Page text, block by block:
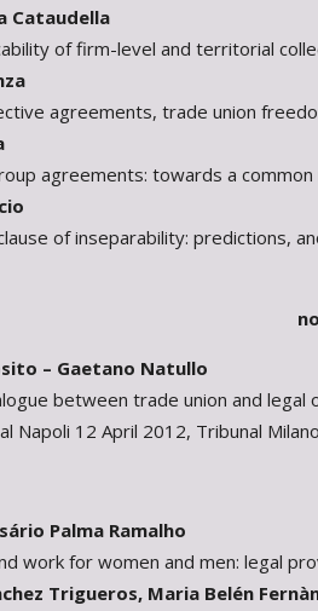
Cataudella
of firm-level and territorial
agreements, trade union
agreements: towards a
of inseparability: predictions,
– Gaetano Natullo
between trade union and
Napoli 12 April 2012, Tribunal
Palma Ramalho
work for women and men: legal
Trigueros, Maria Belén